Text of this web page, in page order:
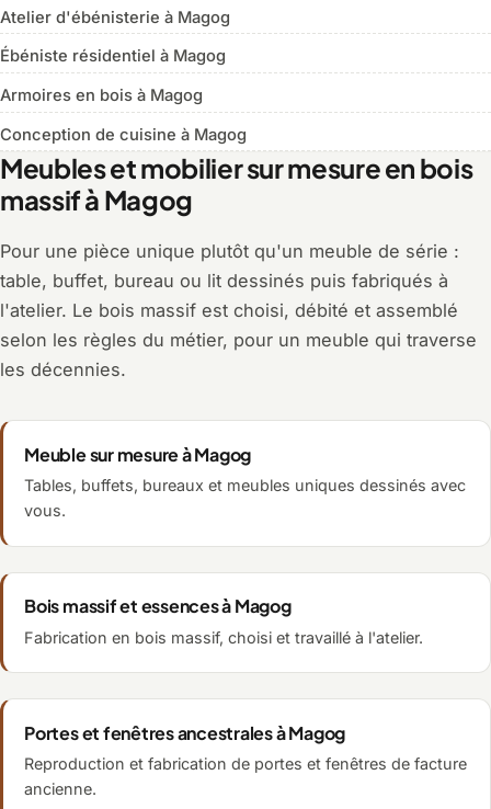
Atelier d'ébénisterie à Magog
Ébéniste résidentiel à Magog
Armoires en bois à Magog
Conception de cuisine à Magog
Meubles et mobilier sur mesure en bois
massif à Magog
Pour une pièce unique plutôt qu'un meuble de série :
table, buffet, bureau ou lit dessinés puis fabriqués à
l'atelier. Le bois massif est choisi, débité et assemblé
selon les règles du métier, pour un meuble qui traverse
les décennies.
Meuble sur mesure à Magog
Tables, buffets, bureaux et meubles uniques dessinés avec
vous.
Bois massif et essences à Magog
Fabrication en bois massif, choisi et travaillé à l'atelier.
Portes et fenêtres ancestrales à Magog
Reproduction et fabrication de portes et fenêtres de facture
ancienne.